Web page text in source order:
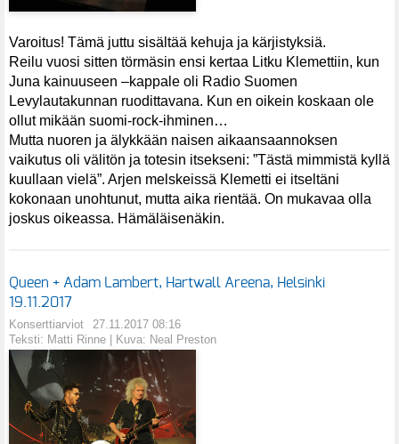
Varoitus! Tämä juttu sisältää kehuja ja kärjistyksiä.
Reilu vuosi sitten törmäsin ensi kertaa Litku Klemettiin, kun
Juna kainuuseen –kappale oli Radio Suomen
Levylautakunnan ruodittavana. Kun en oikein koskaan ole
ollut mikään suomi-rock-ihminen…
Mutta nuoren ja älykkään naisen aikaansaannoksen
vaikutus oli välitön ja totesin itsekseni: ”Tästä mimmistä kyllä
kuullaan vielä”. Arjen melskeissä Klemetti ei itseltäni
kokonaan unohtunut, mutta aika rientää. On mukavaa olla
joskus oikeassa. Hämäläisenäkin.
Queen + Adam Lambert, Hartwall Areena, Helsinki
19.11.2017
Konserttiarviot
27.11.2017 08:16
Teksti: Matti Rinne | Kuva: Neal Preston